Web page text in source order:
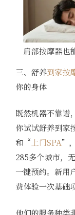
肩部按摩器也
三、舒养到家按
你的身体
既然机器不靠谱
你试试舒养到家
和“ 上门SPA”
285多个城市，
一键预约。新用
费体验一次基础
他们的服务种